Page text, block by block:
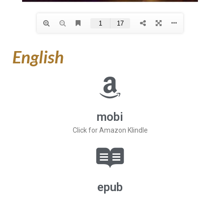
English
mobi
Click for Amazon Klindle
epub